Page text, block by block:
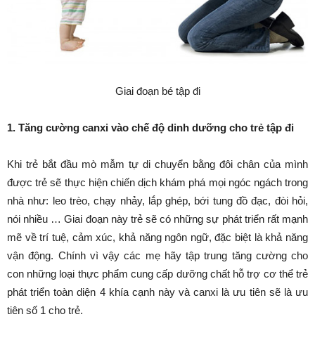
Giai đoạn bé tập đi
1. Tăng cường canxi vào chế độ dinh dưỡng cho trẻ tập đi
Khi trẻ bắt đầu mò mẫm tự di chuyển bằng đôi chân của mình
được trẻ sẽ thực hiện chiến dịch khám phá mọi ngóc ngách trong
nhà như: leo trèo, chạy nhảy, lắp ghép, bới tung đồ đạc, đòi hỏi,
nói nhiều … Giai đoạn này trẻ sẽ có những sự phát triển rất mạnh
mẽ về trí tuệ, cảm xúc, khả năng ngôn ngữ, đặc biệt là khả năng
vận động. Chính vì vậy các mẹ hãy tập trung tăng cường cho
con những loại thực phẩm cung cấp dưỡng chất hỗ trợ cơ thể trẻ
phát triển toàn diện 4 khía cạnh này và canxi là ưu tiên sẽ là ưu
tiên số 1 cho trẻ.